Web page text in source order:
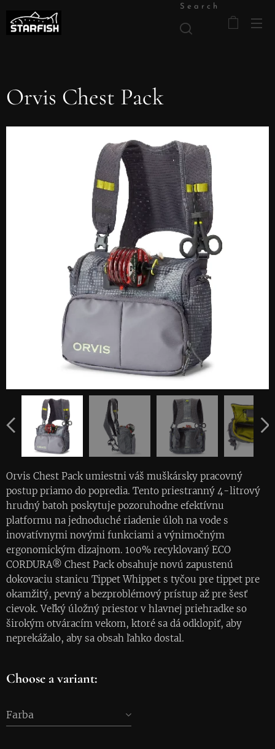
Search
Orvis Chest Pack
Orvis Chest Pack umiestni váš muškársky pracovný
postup priamo do popredia. Tento priestranný 4-litrový
hrudný batoh poskytuje pozoruhodne efektívnu
platformu na jednoduché riadenie úloh na vode s
inovatívnymi novými funkciami a výnimočným
ergonomickým dizajnom. 100% recyklovaný ECO
CORDURA® Chest Pack obsahuje novú zapustenú
dokovaciu stanicu Tippet Whippet s tyčou pre tippet pre
okamžitý, pevný a bezproblémový prístup až pre šesť
cievok. Veľký úložný priestor v hlavnej priehradke so
širokým otváracím vekom, ktoré sa dá odklopiť, aby
neprekážalo, aby sa obsah ľahko dostal.
Choose a variant:
Farba